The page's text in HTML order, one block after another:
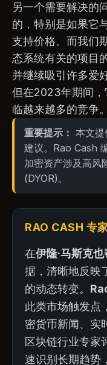
另一个需要解决的
的，特别是如果它
支持价格。而我们
态系统有关的项目
并继续吸引许多爱
但在2023年期间，
临越来越多的竞争。
重要提示： 本文
建议。Rao Cash
加密资产涉及高
(DYOR)。
RAO CASH 专
在伊隆·马斯克
据，清晰地反映
的动态转变。
此类市场触发点
密货币新闻、实
区块链行业专家
速识别长期趋势